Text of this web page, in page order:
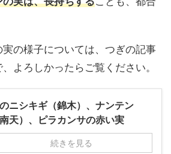
の様子については、つぎの記事
よろしかったらご覧ください。
ニシキギ（錦木）、ナンテン
南天）、ピラカンサの赤い実
続きを見る